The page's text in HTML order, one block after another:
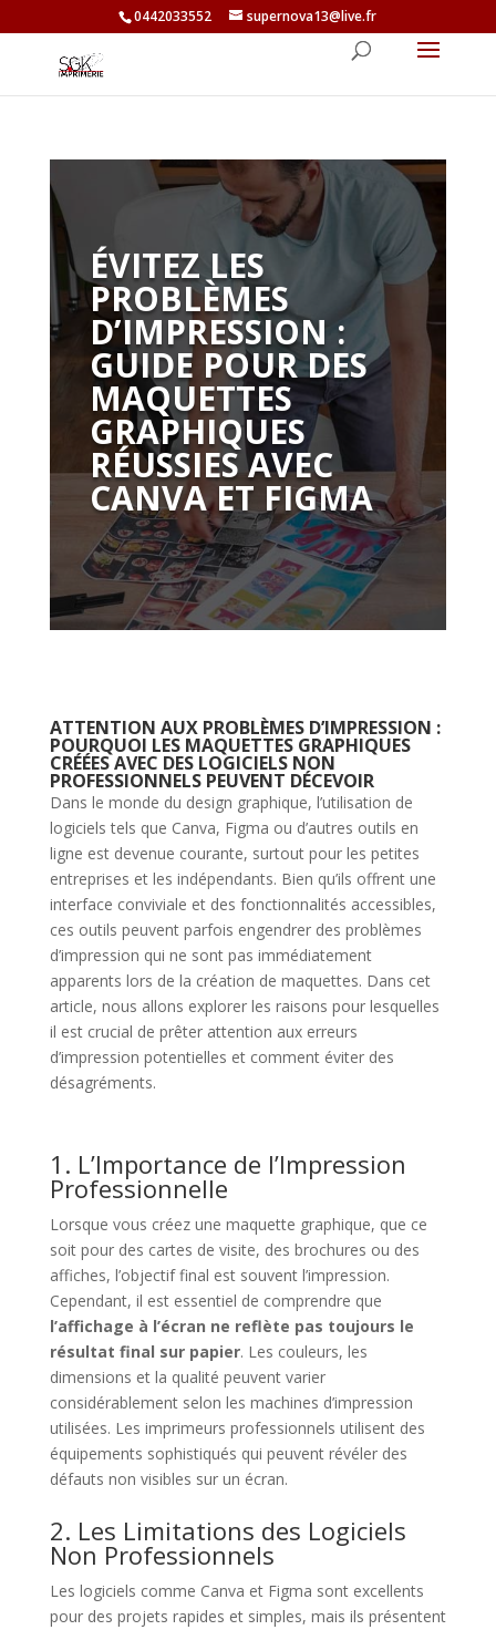
0442033552 supernova13@live.fr
ÉVITEZ LES
PROBLÈMES
D’IMPRESSION :
GUIDE POUR DES
MAQUETTES
GRAPHIQUES
RÉUSSIES AVEC
CANVA ET FIGMA
ATTENTION AUX PROBLÈMES D’IMPRESSION :
POURQUOI LES MAQUETTES GRAPHIQUES
CRÉÉES AVEC DES LOGICIELS NON
PROFESSIONNELS PEUVENT DÉCEVOIR
Dans le monde du design graphique, l’utilisation de
logiciels tels que Canva, Figma ou d’autres outils en
ligne est devenue courante, surtout pour les petites
entreprises et les indépendants. Bien qu’ils offrent une
interface conviviale et des fonctionnalités accessibles,
ces outils peuvent parfois engendrer des problèmes
d’impression qui ne sont pas immédiatement
apparents lors de la création de maquettes. Dans cet
article, nous allons explorer les raisons pour lesquelles
il est crucial de prêter attention aux erreurs
d’impression potentielles et comment éviter des
désagréments.
1. L’Importance de l’Impression
Professionnelle
Lorsque vous créez une maquette graphique, que ce
soit pour des cartes de visite, des brochures ou des
affiches, l’objectif final est souvent l’impression.
Cependant, il est essentiel de comprendre que
l’affichage à l’écran ne reflète pas toujours le
résultat final sur papier. Les couleurs, les
dimensions et la qualité peuvent varier
considérablement selon les machines d’impression
utilisées. Les imprimeurs professionnels utilisent des
équipements sophistiqués qui peuvent révéler des
défauts non visibles sur un écran.
2. Les Limitations des Logiciels
Non Professionnels
Les logiciels comme Canva et Figma sont excellents
pour des projets rapides et simples, mais ils présentent